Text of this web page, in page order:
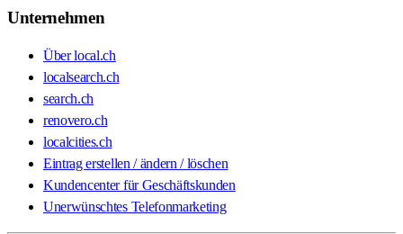
Unternehmen
Über local.ch
localsearch.ch
search.ch
renovero.ch
localcities.ch
Eintrag erstellen / ändern / löschen
Kundencenter für Geschäftskunden
Unerwünschtes Telefonmarketing